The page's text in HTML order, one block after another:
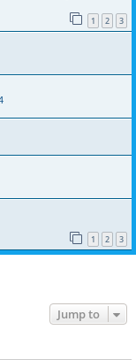
1 2 3
1 2 3
Jump to